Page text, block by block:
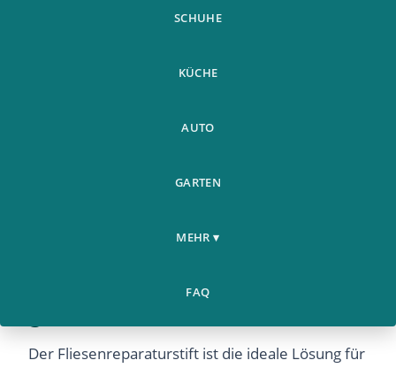
SCHUHE
KÜCHE
AUTO
GARTEN
MEHR ▾
FAQ
Fliesenfugenreparatur leicht
Der Fliesenreparaturstift ist die ideale Lösung für